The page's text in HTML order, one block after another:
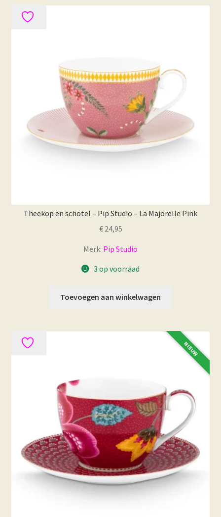
Theekop en schotel – Pip Studio – La Majorelle Pink
€24,95
Merk: Pip Studio
3 op voorraad
Toevoegen aan winkelwagen
NIEUW